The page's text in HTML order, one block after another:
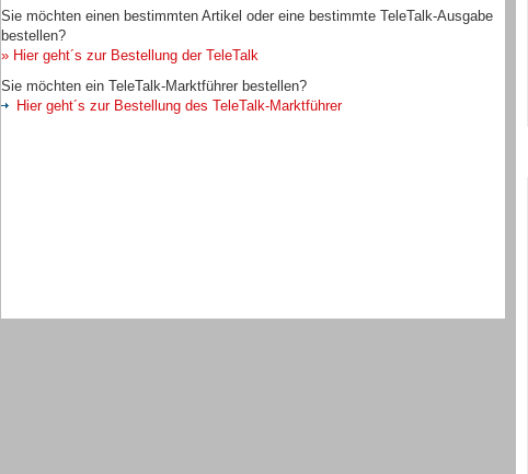
Sie möchten einen bestimmten Artikel oder eine bestimmte TeleTalk-Ausgabe
bestellen?
» Hier geht´s zur Bestellung der TeleTalk
Sie möchten ein TeleTalk-Marktführer bestellen?
Hier geht´s zur Bestellung des TeleTalk-Marktführer